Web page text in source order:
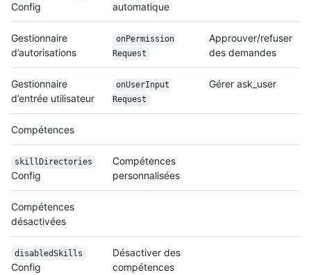
Config
automatique
Gestionnaire
d’autorisations
onPermission
Request
Approuver/refuser
des demandes
Gestionnaire
d’entrée utilisateur
onUserInput
Request
Gérer ask_user
Compétences
skillDirectories
Config
Compétences
personnalisées
Compétences
désactivées
disabledSkills
Config
Désactiver des
compétences